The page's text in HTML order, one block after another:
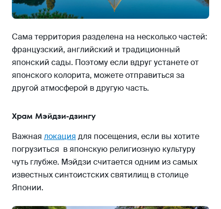
Сама территория разделена на несколько частей:
французский, английский и традиционный
японский сады. Поэтому если вдруг устанете от
японского колорита, можете отправиться за
другой атмосферой в другую часть.
Храм Мэйдзи-дзингу
Важная локация для посещения, если вы хотите
погрузиться в японскую религиозную культуру
чуть глубже. Мэйдзи считается одним из самых
известных синтоистских святилищ в столице
Японии.